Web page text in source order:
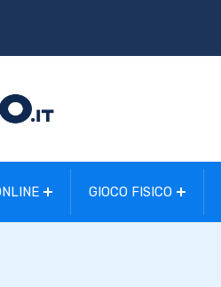
GIOCO FISICO